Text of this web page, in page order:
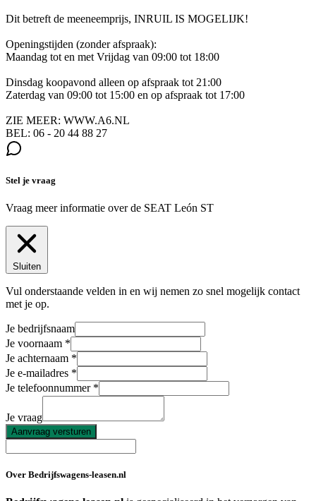
Dit betreft de meeneemprijs, INRUIL IS MOGELIJK!
Openingstijden (zonder afspraak):
Maandag tot en met Vrijdag van 09:00 tot 18:00
Dinsdag koopavond alleen op afspraak tot 21:00
Zaterdag van 09:00 tot 15:00 en op afspraak tot 17:00
ZIE MEER: WWW.A6.NL
BEL: 06 - 20 44 88 27
Stel je vraag
Vraag meer informatie over de SEAT León ST
Sluiten
Vul onderstaande velden in en wij nemen zo snel mogelijk contact
met je op.
Je bedrijfsnaam
Je voornaam
Je achternaam
Je e-mailadres
Je telefoonnummer
Je vraag
Aanvraag versturen
Over Bedrijfswagens-leasen.nl